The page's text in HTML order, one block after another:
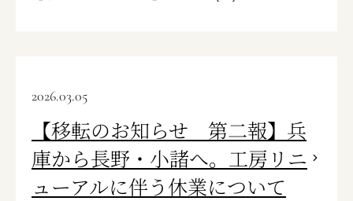
2026.03.05
【移転のお知らせ 第二報】兵
庫から長野・小諸へ。工房リニ
ューアルに伴う休業について